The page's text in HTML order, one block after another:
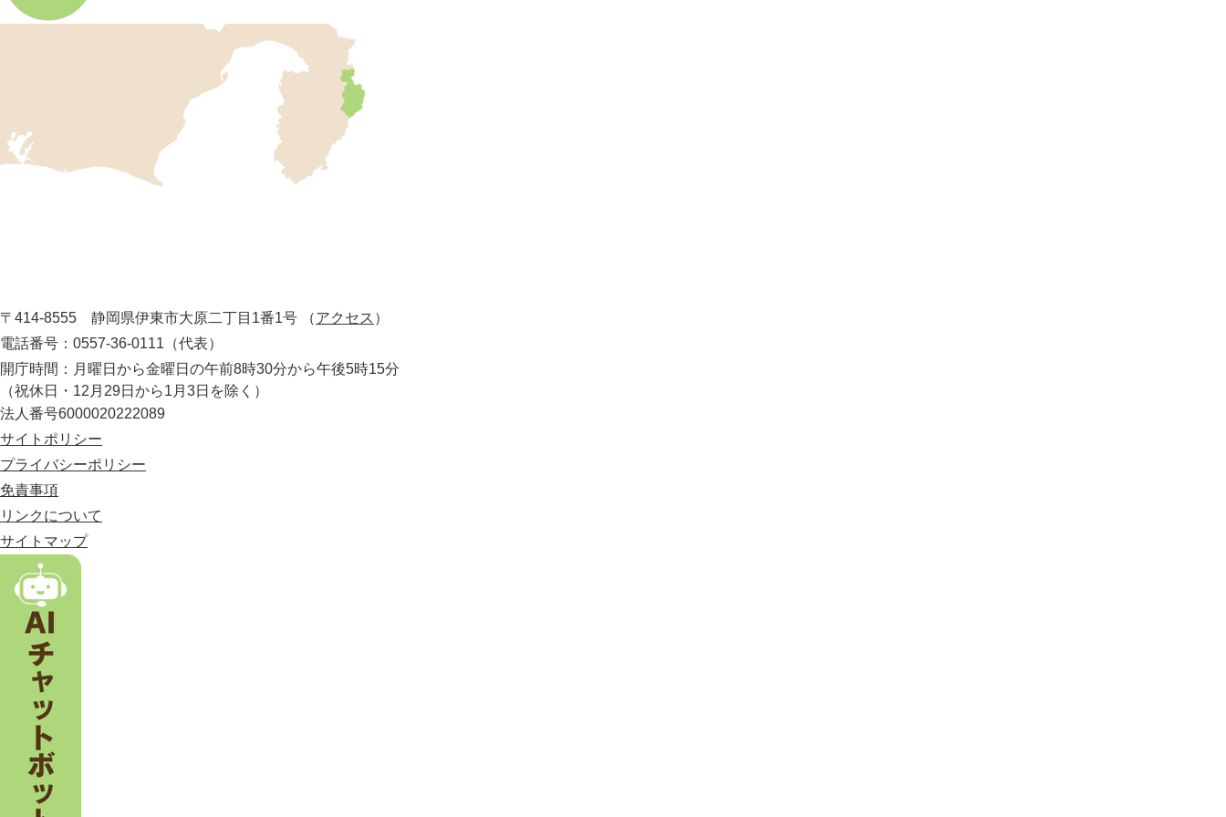
を
記
県
の
東
部
に
位
置
す
る
市
所
〒414-8555 静岡県伊東市大原二丁目1番1号 （アクセス ）
電話番号：0557-36-0111（代表）
開庁時間：月曜日から金曜日の午前8時30分から午後5時15分
（祝休日・12月29日から1月3日を除く）
法人番号6000020222089
サイトポリシー
プライバシーポリシー
免責事項
リンクについて
サイトマップ